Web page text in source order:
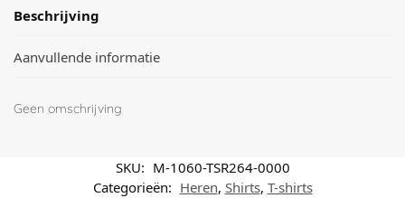
Beschrijving
Aanvullende informatie
Geen omschrijving
SKU: M-1060-TSR264-0000
Categorieën: Heren, Shirts, T-shirts